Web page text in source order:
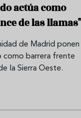
actúa como
de las llamas"
de Madrid ponen
como barrera frente
la Sierra Oeste.